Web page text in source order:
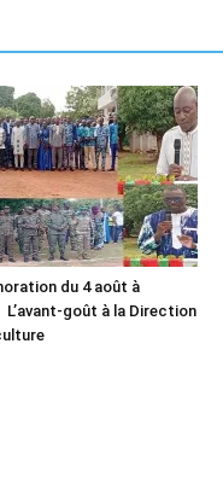
du 4 août à
L’avant-goût à la Direction